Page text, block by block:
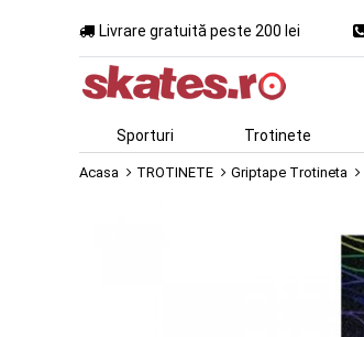
Livrare gratuită peste 200 lei
Sporturi Trotinete
Acasa TROTINETE Griptape Trotineta